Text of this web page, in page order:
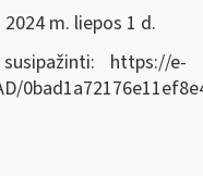
m. liepos 1 d.
https://e-